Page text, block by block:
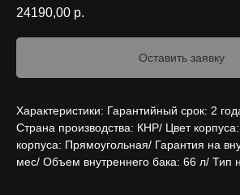
24190,00 р.
Оставить заявку
Характеристики: Гарантийный срок: 2
Страна производства: КНР/ Цвет
корпуса: Прямоугольная/ Гарантия на
мес/ Объем внутреннего бака: 66 л/ Тип